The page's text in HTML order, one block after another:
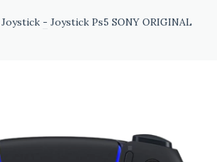
Joystick - Joystick Ps5 SONY ORIGINAL